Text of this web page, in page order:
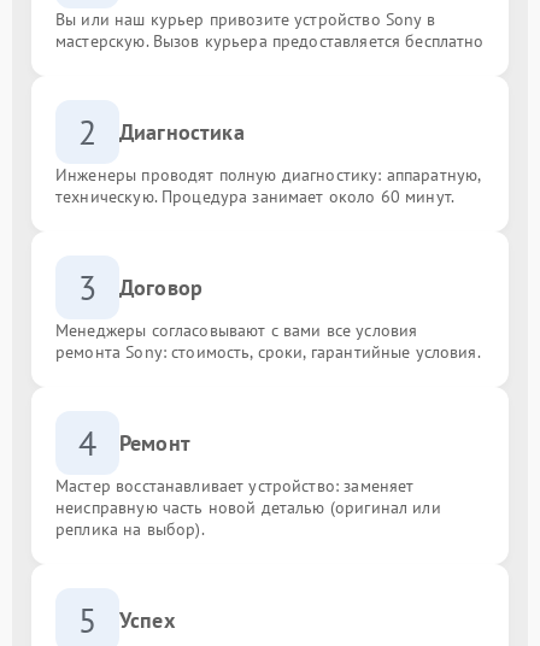
Вы или наш курьер привозите устройство Sony в
мастерскую. Вызов курьера предоставляется бесплатно
2 Диагностика
Инженеры проводят полную диагностику: аппаратную,
техническую. Процедура занимает около 60 минут.
3 Договор
Менеджеры согласовывают с вами все условия
ремонта Sony: стоимость, сроки, гарантийные условия.
4 Ремонт
Мастер восстанавливает устройство: заменяет
неисправную часть новой деталью (оригинал или
реплика на выбор).
5 Успех